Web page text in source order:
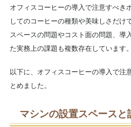
オフィスコーヒーの導入で注意すべき
してのコーヒーの種類や美味しさだけ
スペースの問題やコスト面の問題、導
た実務上の課題も複数存在しています。
以下に、オフィスコーヒーの導入で注
とめました。
マシンの設置スペースと